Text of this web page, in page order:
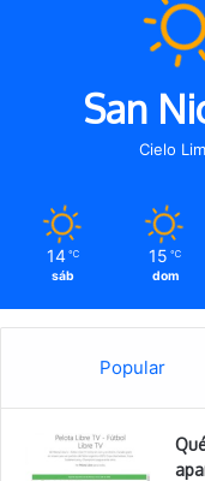
San
Cielo
14 ℃
sáb
15 ℃
dom
Popular